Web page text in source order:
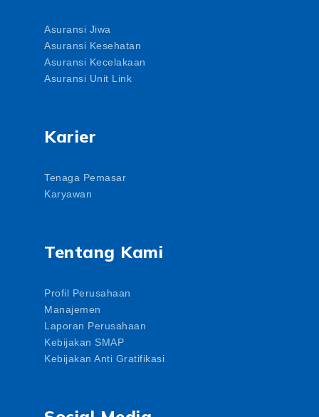
Asuransi Jiwa
Asuransi Kesehatan
Asuransi Kecelakaan
Asuransi Unit Link
Karier
Tenaga Pemasar
Karyawan
Tentang Kami
Profil Perusahaan
Manajemen
Laporan Perusahaan
Kebijakan SMAP
Kebijakan Anti Gratifikasi